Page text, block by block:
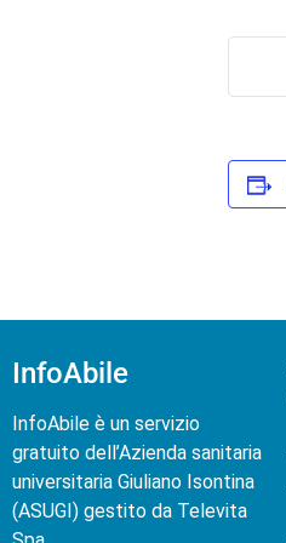
InfoAbile
InfoAbile è un servizio
gratuito dell’Azienda sanitaria
universitaria Giuliano Isontina
(ASUGI) gestito da Televita